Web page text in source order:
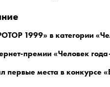
1999» в категории
премии «Человек
места в конкурсе